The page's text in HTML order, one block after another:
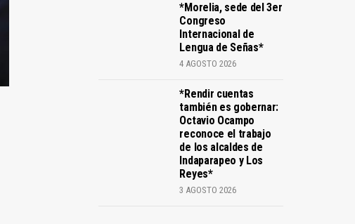
*Morelia, sede del 3er
Congreso
Internacional de
Lengua de Señas*
4 AGOSTO 2026
*Rendir cuentas
también es gobernar:
Octavio Ocampo
reconoce el trabajo
de los alcaldes de
Indaparapeo y Los
Reyes*
3 AGOSTO 2026